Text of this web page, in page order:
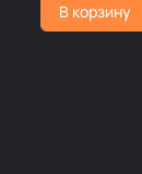
В корзину